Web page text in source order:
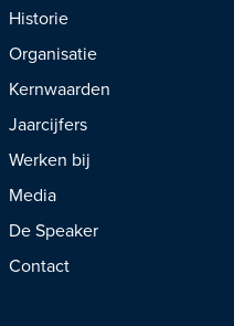
Historie
Organisatie
Kernwaarden
Jaarcijfers
Werken bij
Media
De Speaker
Contact